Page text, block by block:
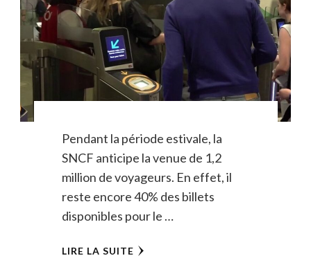
Pendant la période estivale, la
SNCF anticipe la venue de 1,2
million de voyageurs. En effet, il
reste encore 40% des billets
disponibles pour le …
LIRE LA SUITE